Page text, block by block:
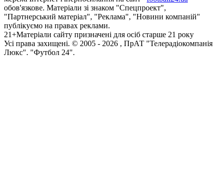
обов'язкове. Матеріали зі знаком "Спецпроект",
"Партнерський матеріал", "Реклама", "Новини компаній"
публікуємо на правах реклами.
21+Матеріали сайту призначені для осіб старше 21 року
Усi права захищенi. © 2005 - 2026 , ПрАТ "Телерадіокомпанія
Люкс". "Футбол 24".